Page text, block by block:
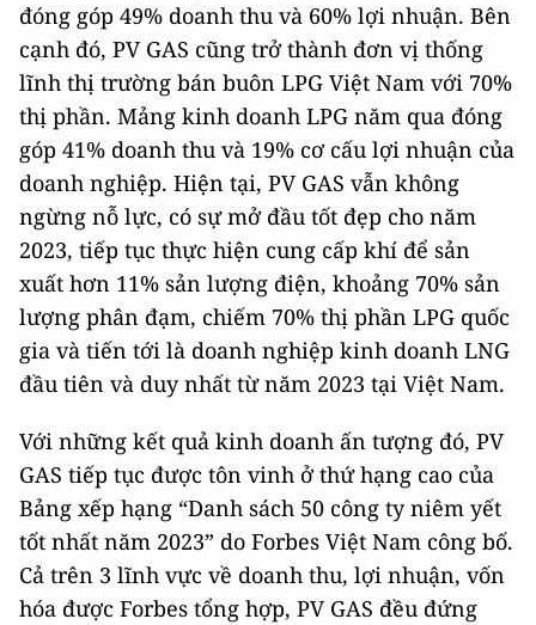
đóng góp 49% doanh thu và 60% lợi nhuận. Bên
cạnh đó, PV GAS cũng trở thành đơn vị thống
lĩnh thị trường bán buôn LPG Việt Nam với 70%
thị phần. Mảng kinh doanh LPG năm qua đóng
góp 41% doanh thu và 19% cơ cấu lợi nhuận của
doanh nghiệp. Hiện tại, PV GAS vẫn không
ngừng nỗ lực, có sự mở đầu tốt đẹp cho năm
2023, tiếp tục thực hiện cung cấp khí để sản
xuất hơn 11% sản lượng điện, khoảng 70% sản
lượng phân đạm, chiếm 70% thị phần LPG quốc
gia và tiến tới là doanh nghiệp kinh doanh LNG
đầu tiên và duy nhất từ năm 2023 tại Việt Nam.
Với những kết quả kinh doanh ấn tượng đó, PV
GAS tiếp tục được tôn vinh ở thứ hạng cao của
Bảng xếp hạng “Danh sách 50 công ty niêm yết
tốt nhất năm 2023” do Forbes Việt Nam công bố.
Cả trên 3 lĩnh vực về doanh thu, lợi nhuận, vốn
hóa được Forbes tổng hợp, PV GAS đều đứng